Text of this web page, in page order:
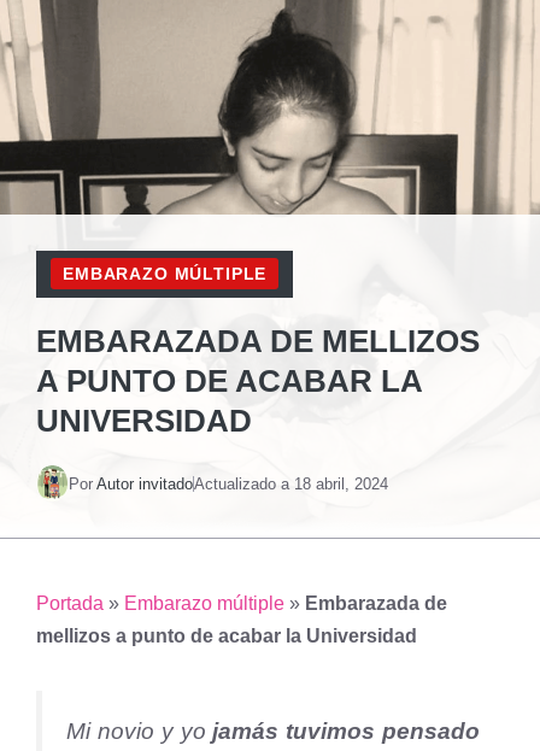
EMBARAZO MÚLTIPLE
EMBARAZADA DE MELLIZOS
A PUNTO DE ACABAR LA
UNIVERSIDAD
Por Autor invitadoActualizado a 18 abril, 2024
Portada » Embarazo múltiple » Embarazada de
mellizos a punto de acabar la Universidad
Mi novio y yojamás tuvimos pensado